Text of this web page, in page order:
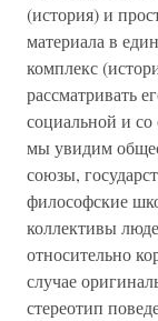
(история) и
материала в
комплекс
рассматривать
социальной и
мы увидим
союзы,
философские
коллективы
относительно
случае
стереотип